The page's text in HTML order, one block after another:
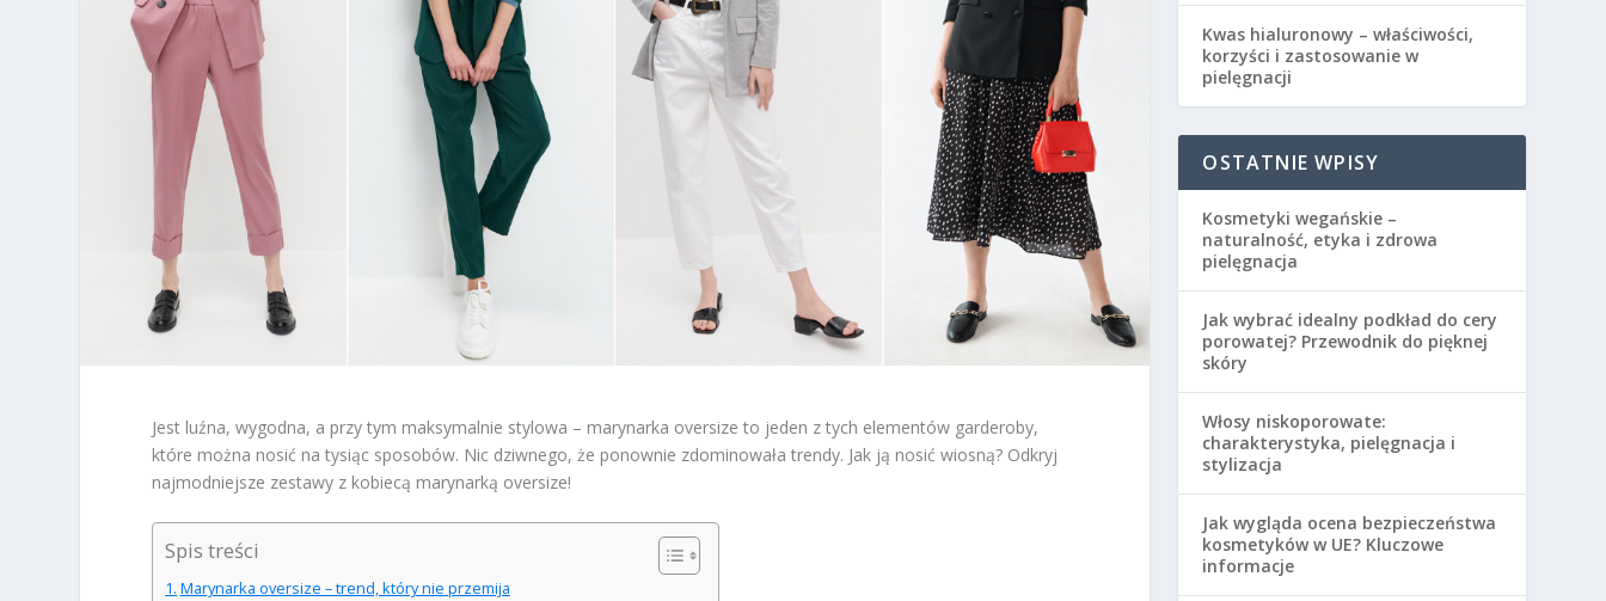
Jest luźna, wygodna, a przy tym maksymalnie stylowa – marynarka oversize to jeden z tych elementów garderoby,
które można nosić na tysiąc sposobów. Nic dziwnego, że ponownie zdominowała trendy. Jak ją nosić wiosną? Odkryj
najmodniejsze zestawy z kobiecą marynarką oversize!
Spis treści
Marynarka oversize – trend, który nie przemija
Kwas hialuronowy – właściwości,
korzyści i zastosowanie w
pielęgnacji
OSTATNIE WPISY
Kosmetyki wegańskie –
naturalność, etyka i zdrowa
pielęgnacja
Jak wybrać idealny podkład do cery
porowatej? Przewodnik do pięknej
skóry
Włosy niskoporowate:
charakterystyka, pielęgnacja i
stylizacja
Jak wygląda ocena bezpieczeństwa
kosmetyków w UE? Kluczowe
informacje